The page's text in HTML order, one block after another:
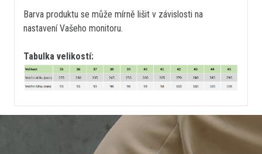
Barva produktu se může mírně lišit v závislosti na
nastavení Vašeho monitoru.
Tabulka velikostí: